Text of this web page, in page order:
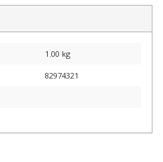
1.00 kg
82974321